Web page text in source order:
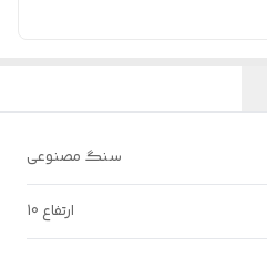
سنگ مصنوعی
ارتفاع 10